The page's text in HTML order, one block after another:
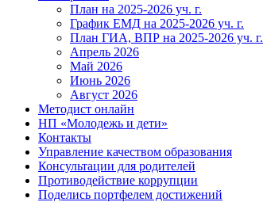
План на 2025-2026 уч. г.
График ЕМД на 2025-2026 уч. г.
План ГИА, ВПР на 2025-2026 уч. г.
Апрель 2026
Май 2026
Июнь 2026
Август 2026
Методист онлайн
НП «Молодежь и дети»
Контакты
Управление качеством образования
Консультации для родителей
Противодействие коррупции
Поделись портфелем достижений